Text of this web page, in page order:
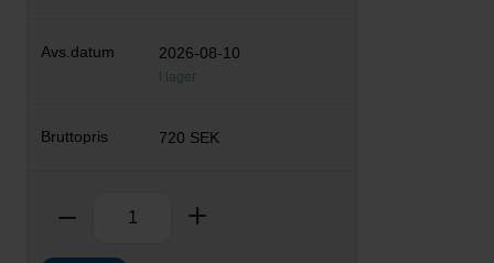
2026-08-10
I lager
720 SEK
Ta bort